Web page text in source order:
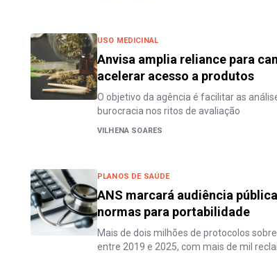
USO MEDICINAL
Anvisa amplia reliance para
acelerar acesso a produtos
O objetivo da agência é facilitar as
burocracia nos ritos de avaliação
VILHENA SOARES
PLANOS DE SAÚDE
ANS marcará audiência
normas para portabilidade
Mais de dois milhões de protocolos
entre 2019 e 2025, com mais de mil